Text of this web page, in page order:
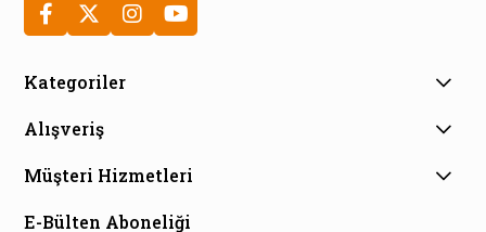
Kategoriler
Alışveriş
Müşteri Hizmetleri
E-Bülten Aboneliği